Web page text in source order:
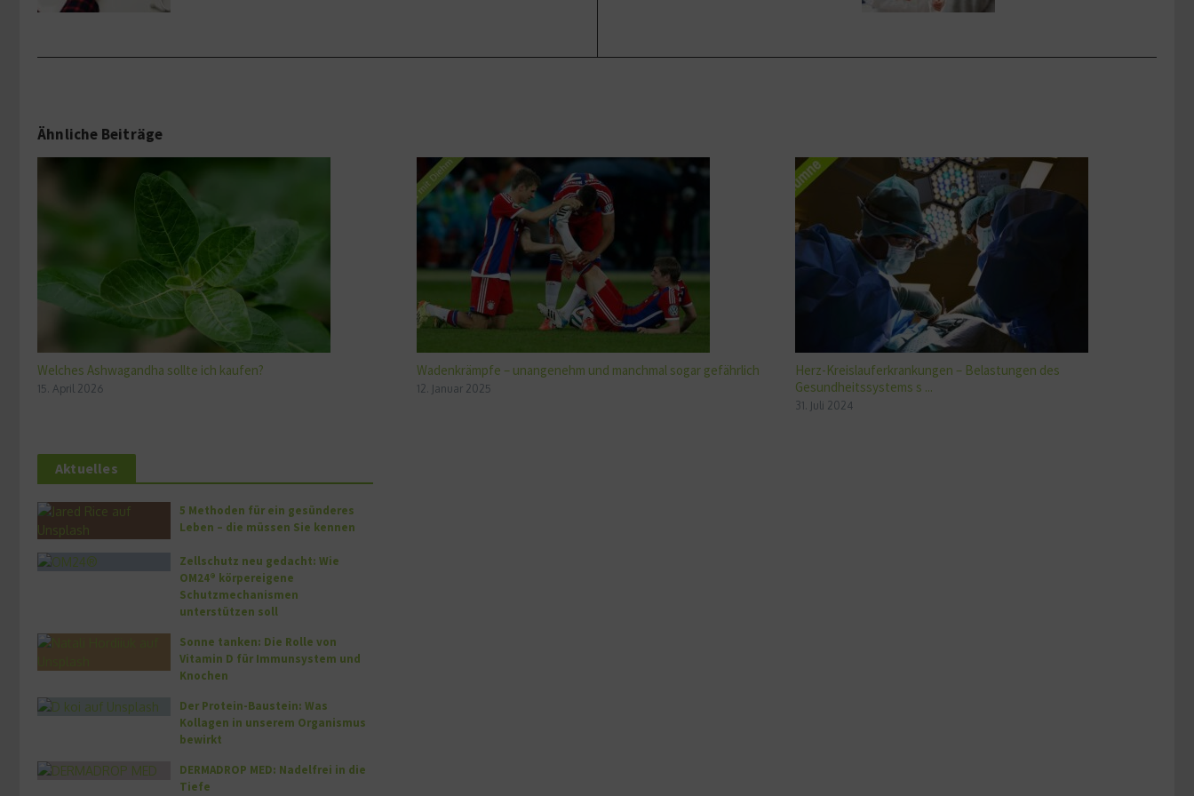
Ähnliche Beiträge
Welches Ashwagandha sollte ich kaufen?
15. April 2026
Wadenkrämpfe – unangenehm und manchmal sogar gefährlich
12. Januar 2025
Herz-Kreislauferkrankungen – Belastungen des
Gesundheitssystems s ...
31. Juli 2024
Aktuelles
5 Methoden für ein gesünderes
Leben – die müssen Sie kennen
Zellschutz neu gedacht: Wie
OM24® körpereigene
Schutzmechanismen
unterstützen soll
Sonne tanken: Die Rolle von
Vitamin D für Immunsystem und
Knochen
Der Protein-Baustein: Was
Kollagen in unserem Organismus
bewirkt
DERMADROP MED: Nadelfrei in die
Tiefe